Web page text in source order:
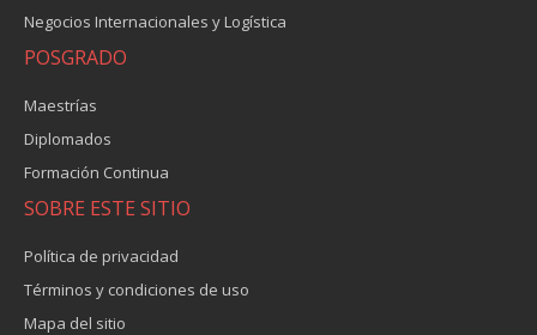
Negocios Internacionales y Logística
POSGRADO
Maestrías
Diplomados
Formación Continua
SOBRE ESTE SITIO
Política de privacidad
Términos y condiciones de uso
Mapa del sitio